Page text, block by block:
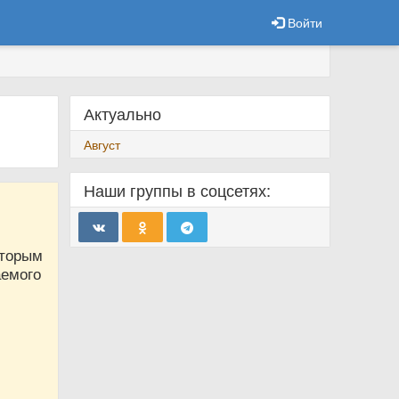
Войти
Актуально
Август
Наши группы в соцсетях: